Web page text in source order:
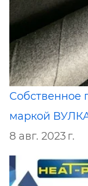
Собственное
маркой
8 авг. 2023 г.